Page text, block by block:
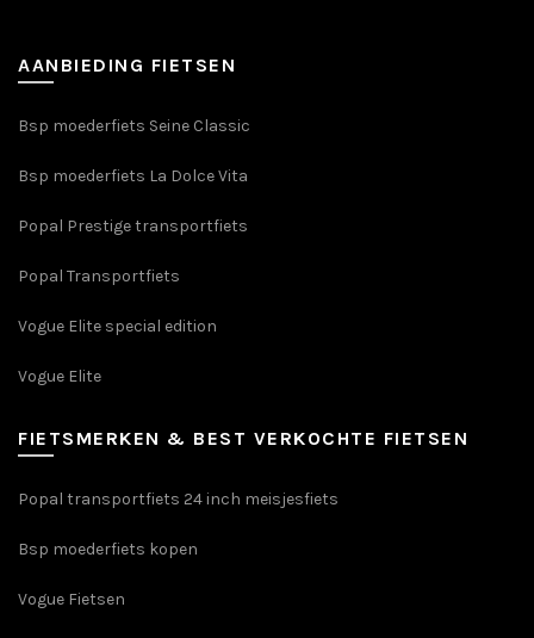
AANBIEDING FIETSEN
Bsp moederfiets Seine Classic
Bsp moederfiets La Dolce Vita
Popal Prestige transportfiets
Popal Transportfiets
Vogue Elite special edition
Vogue Elite
FIETSMERKEN & BEST VERKOCHTE FIETSEN
Popal transportfiets 24 inch meisjesfiets
Bsp moederfiets kopen
Vogue Fietsen